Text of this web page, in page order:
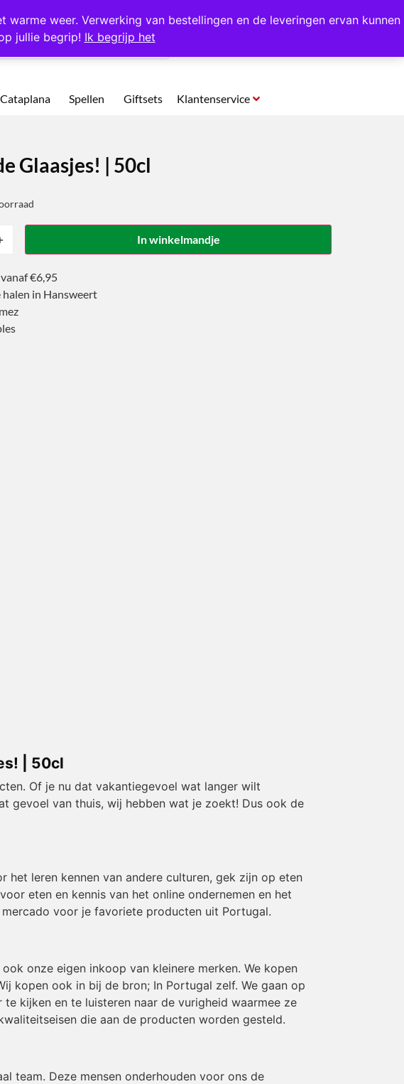
weer. Verwerking van bestellingen en de leveringen ervan kunnen
jullie begrip! Ik begrijp het
Gratis op te halen in Hansweert
Cataplana Spellen Giftsets Klantenservice
Glaasjes! | 50cl
In winkelmandje
€6,95
in Hansweert
| 50cl
Of je nu dat vakantiegevoel wat langer wilt
gevoel van thuis, wij hebben wat je zoekt! Dus ook de
leren kennen van andere culturen, gek zijn op eten
eten en kennis van het online ondernemen en het
voor je favoriete producten uit Portugal.
onze eigen inkoop van kleinere merken. We kopen
kopen ook in bij de bron; In Portugal zelf. We gaan op
kijken en te luisteren naar de vurigheid waarmee ze
die aan de producten worden gesteld.
team. Deze mensen onderhouden voor ons de